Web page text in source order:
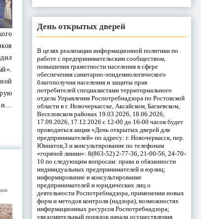
и…
День открытых дверей
В целях реализации информационной политики по
работе с предпринимательским сообществом,
повышения грамотности населения в сфере
обеспечения санитарно-эпидемиологического
благополучия населения и защиты прав
потребителей специалистами территориального
отдела Управления Роспотребнадзора по Ростовской
области в г. Новочеркасске, Аксайском, Багаевском,
Веселовском районах 19.03.2026, 18.06.2026,
17.09.2026, 17.12.2026 с 12-00 до 16-00 часов будет
проводиться акция «День открытых дверей для
предпринимателей» по адресу: г. Новочеркасск, пер.
Юннатов,3 и консультирование по телефонам
«горячей линии»: 8(863-52) 2-77-36, 21-00-56, 24-70-
10 по следующим вопросам: права и обязанности
индивидуальных предпринимателей и юрлиц;
информирование и консультирование
предпринимателей и юридических лиц о
деятельности Роспотребнадзора, применении новых
форм и методов контроля (надзора), возможностях
информационных ресурсов Роспотребнадзора;
уведомительный порядок начала осуществления